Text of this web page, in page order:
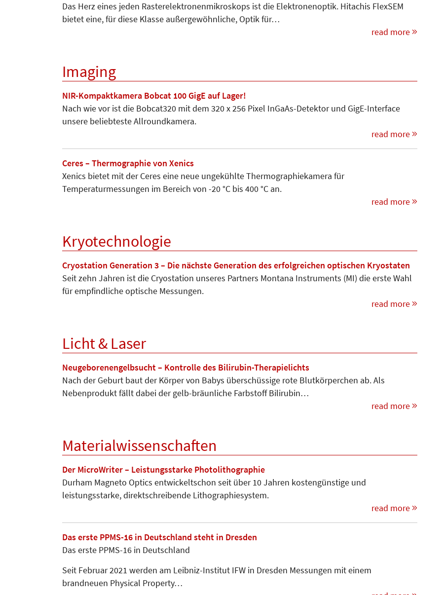
Das Herz eines jeden Rasterelektronenmikroskops ist die Elektronenoptik. Hitachis FlexSEM
bietet eine, für diese Klasse außergewöhnliche, Optik für…
read more
Imaging
NIR-Kompaktkamera Bobcat 100 GigE auf Lager!
Nach wie vor ist die Bobcat320 mit dem 320 x 256 Pixel InGaAs-Detektor und GigE-Interface
unsere beliebteste Allroundkamera.
read more
Ceres – Thermographie von Xenics
Xenics bietet mit der Ceres eine neue ungekühlte Thermographiekamera für
Temperaturmessungen im Bereich von -20 °C bis 400 °C an.
read more
Kryotechnologie
Cryostation Generation 3 – Die nächste Generation des erfolgreichen optischen Kryostaten
Seit zehn Jahren ist die Cryostation unseres Partners Montana Instruments (MI) die erste Wahl
für empfindliche optische Messungen.
read more
Licht & Laser
Neugeborenengelbsucht – Kontrolle des Bilirubin-Therapielichts
Nach der Geburt baut der Körper von Babys überschüssige rote Blutkörperchen ab. Als
Nebenprodukt fällt dabei der gelb-bräunliche Farbstoff Bilirubin…
read more
Materialwissenschaften
Der MicroWriter – Leistungsstarke Photolithographie
Durham Magneto Optics entwickeltschon seit über 10 Jahren kostengünstige und
leistungsstarke, direktschreibende Lithographiesystem.
read more
Das erste PPMS-16 in Deutschland steht in Dresden
Das erste PPMS-16 in Deutschland
Seit Februar 2021 werden am Leibniz-Institut IFW in Dresden Messungen mit einem
brandneuen Physical Property…